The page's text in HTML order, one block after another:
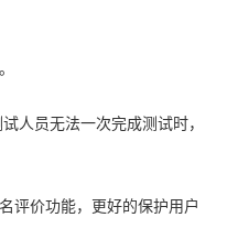
员无法一次完成测试时，
价功能，更好的保护用户